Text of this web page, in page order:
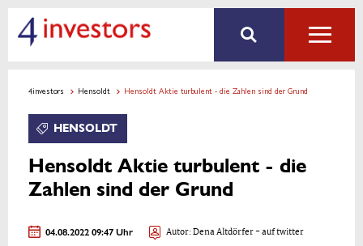
4investors Hensoldt Hensoldt Aktie turbulent - die Zahlen sind der Grund
HENSOLDT
Hensoldt Aktie turbulent - die
Zahlen sind der Grund
04.08.2022 09:47 Uhr Autor:Dena Altdörfer- auf twitter